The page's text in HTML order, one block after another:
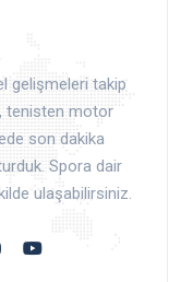
gelişmeleri takip
tenisten motor
son dakika
Spora dair
ulaşabilirsiniz.